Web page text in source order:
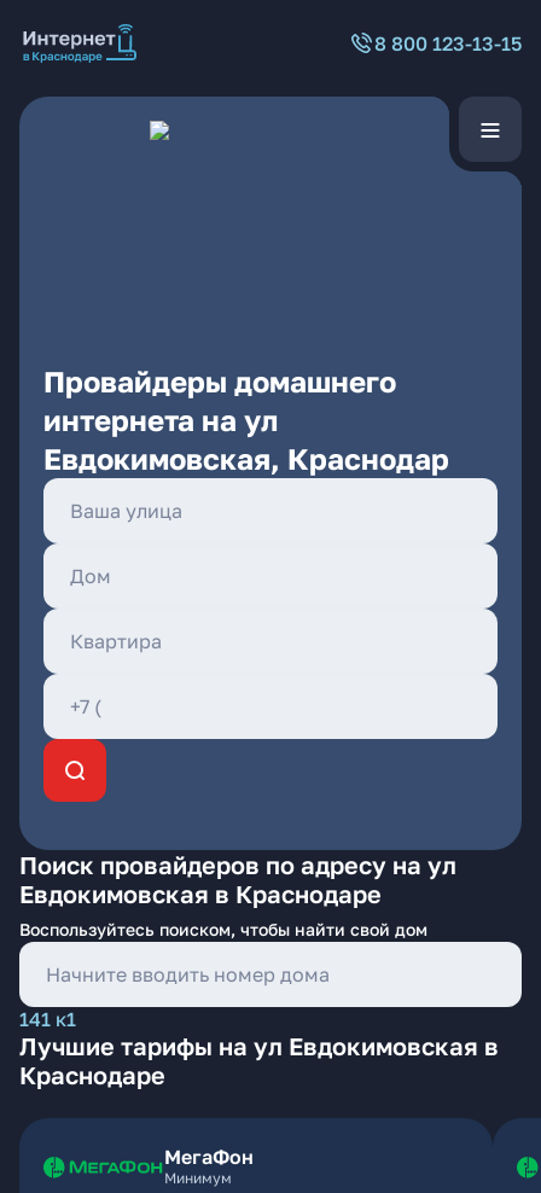
8 800 123-13-15
Провайдеры домашнего
интернета на ул
Евдокимовская, Краснодар
Поиск провайдеров по адресу на ул
Евдокимовская в Краснодаре
Воспользуйтесь поиском, чтобы найти свой дом
141 к1
Лучшие тарифы на ул Евдокимовская в
Краснодаре
МегаФон
Минимум